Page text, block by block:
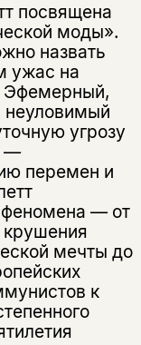
посвящена
моды».
назвать
ужас на
Эфемерный,
неуловимый
угрозу
—
перемен и
— от
крушения
мечты до
к